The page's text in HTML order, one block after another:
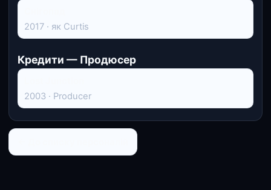
2017 · як Curtis
Кредити — Продюсер
2003 · Producer